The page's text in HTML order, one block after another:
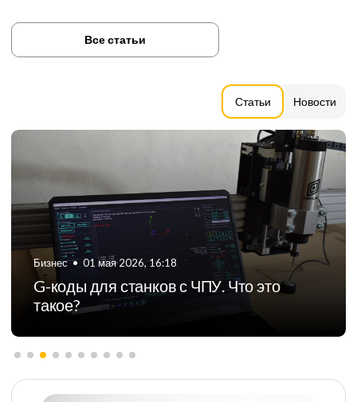
Статьи Новости
Все статьи
Бизнес • 01 мая 2026, 16:18
G-коды для станков с ЧПУ. Что это
такое?